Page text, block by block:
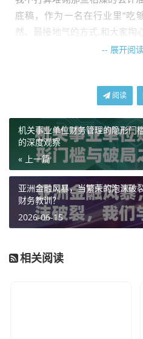
底稿，作为一名在行业里“吃
然、最接地气的方式,和大家掏
会计师）。
在我刚入行的那个年代，手里
当有分量的，去相亲市场上，
里的光芒都能把人晃晕，那时
有这个证书意味着你掌握了别
业的代名词。
随着互联网的发展，考证大军
-- 展开阅
阅读
机关事业单位财务管理的隐形门
的深度观察
« 上一篇
亚洲金融风暴，当繁荣的泡沫破
财务教训？
2026-06-15
相关阅读